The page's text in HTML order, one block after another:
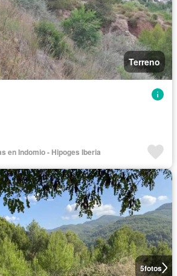
Terreno
en Indomio - Hipoges Iberia
5fotos